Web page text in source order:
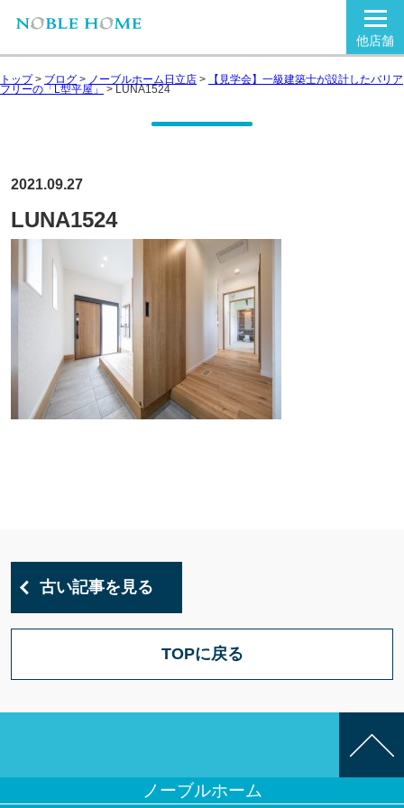
他店舗
トップ> ブログ > ノーブルホーム日立店 > 【見学会】一級建築士が設計したバリア
フリーの「L型平屋」 > LUNA1524
2021.09.27
LUNA1524
古い記事を見る
TOPに戻る
ノーブルホーム